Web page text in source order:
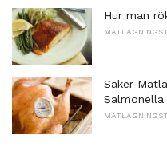
Hur man
Säker
Salmonella